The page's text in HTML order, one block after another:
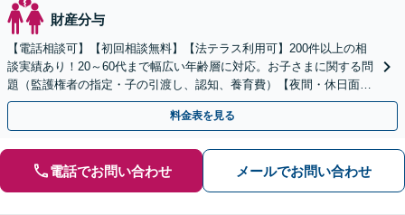
財産分与
【電話相談可】【初回相談無料】【法テラス利用可】200件以上の相
談実績あり！20～60代まで幅広い年齢層に対応。お子さまに関する問
題（監護権者の指定・子の引渡し、認知、養育費）【夜間・休日面談
可】【完全個室】【子連れ相談可】【丸太町駅6分】
料金表を見る
電話でお問い合わせ メールでお問い合わせ